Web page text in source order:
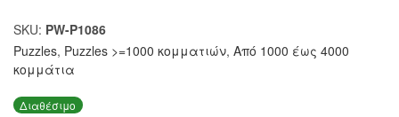
SKU: PW-P1086
Puzzles, Puzzles >=1000 κομματιών, Από 1000 έως 4000
κομμάτια
Διαθέσιμο